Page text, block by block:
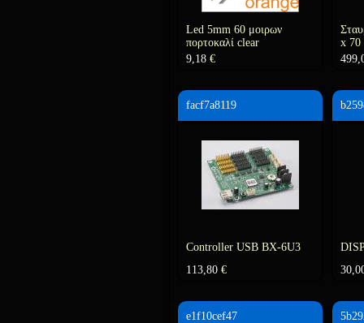
Led 5mm 60 μοιρων
πορτοκαλί clear
9,18 €
x 70
facf7a8119
Controller USB ΒΧ-6U3
113,80 €
e1f10cef47